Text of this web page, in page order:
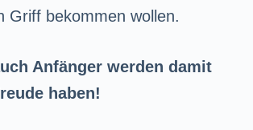
Griff bekommen wollen.
Anfänger werden damit
haben!